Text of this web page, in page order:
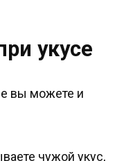
укусе
вы можете и
чужой укус,